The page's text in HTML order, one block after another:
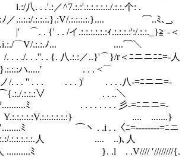
／^7.:.:'.:.:.:.:.:./.:.:.个: .
.:.:.:.}.:V/.:.:.:.:.}.... ⌒..ﾐ､_,
/イ.:.:.:.:.:.:ｨ.:.:.:.:':/.:.:._}≧ -＜
.:.i.:./⌒V/.:.:.ﾉ... ....⌒＼
. {. 八.:.:／..}'⌒}/r＜ﾆニニﾆﾆ=-人
ハ.....′ . . . <⌒
. . . . . . )' . . . .八-=ﾆニニ=-
ｱ⌒{.:./.:.:.:∨ . . ..＼
ﾐ . . . . . . . . 彡-=ﾆニニ=-
. . Y.:.:.:.:.:V.:.:.:.:.:.:} .... .......}
⌒ヽ . .i . .〈ﾆ=--------=ﾆニ
.:.:.:.:.:.人 .... ..)､人
ﾐ }. .l . .V//// ′////////{.